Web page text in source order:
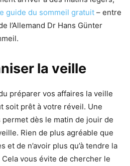
guide du sommeil gratuit – entre
l’Allemand Dr Hans Günter
la veille
préparer vos affaires la veille
soit prêt à votre réveil. Une
dès le matin de jouir de
Rien de plus agréable que
et de n’avoir plus qu’à tendre la
vous évite de chercher le